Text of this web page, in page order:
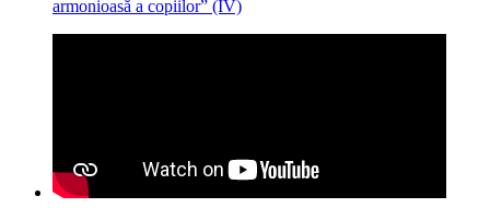
armonioasă a copiilor” (IV)